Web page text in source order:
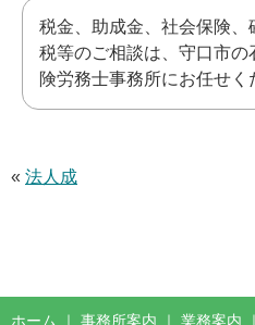
税金、助成金、社会保険
税等のご相談は、守口市
険労務士事務所にお任せく
« 法人成
ホーム ｜ 事務所案内 ｜ 業務案内